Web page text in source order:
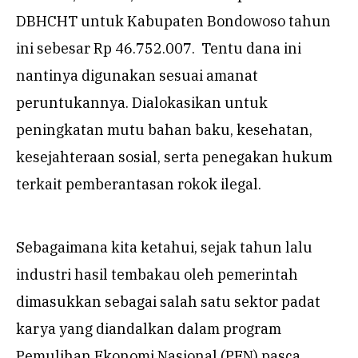
DBHCHT untuk Kabupaten Bondowoso tahun
ini sebesar Rp 46.752.007. Tentu dana ini
nantinya digunakan sesuai amanat
peruntukannya. Dialokasikan untuk
peningkatan mutu bahan baku, kesehatan,
kesejahteraan sosial, serta penegakan hukum
terkait pemberantasan rokok ilegal.
Sebagaimana kita ketahui, sejak tahun lalu
industri hasil tembakau oleh pemerintah
dimasukkan sebagai salah satu sektor padat
karya yang diandalkan dalam program